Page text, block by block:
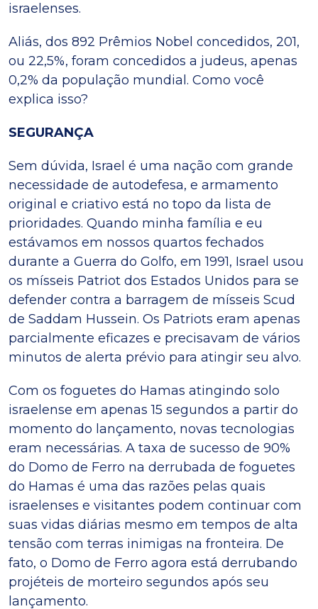
israelenses.
Aliás, dos 892 Prêmios Nobel concedidos, 201,
ou 22,5%, foram concedidos a judeus, apenas
0,2% da população mundial. Como você
explica isso?
SEGURANÇA
Sem dúvida, Israel é uma nação com grande
necessidade de autodefesa, e armamento
original e criativo está no topo da lista de
prioridades. Quando minha família e eu
estávamos em nossos quartos fechados
durante a Guerra do Golfo, em 1991, Israel usou
os mísseis Patriot dos Estados Unidos para se
defender contra a barragem de mísseis Scud
de Saddam Hussein. Os Patriots eram apenas
parcialmente eficazes e precisavam de vários
minutos de alerta prévio para atingir seu alvo.
Com os foguetes do Hamas atingindo solo
israelense em apenas 15 segundos a partir do
momento do lançamento, novas tecnologias
eram necessárias. A taxa de sucesso de 90%
do Domo de Ferro na derrubada de foguetes
do Hamas é uma das razões pelas quais
israelenses e visitantes podem continuar com
suas vidas diárias mesmo em tempos de alta
tensão com terras inimigas na fronteira. De
fato, o Domo de Ferro agora está derrubando
projéteis de morteiro segundos após seu
lançamento.